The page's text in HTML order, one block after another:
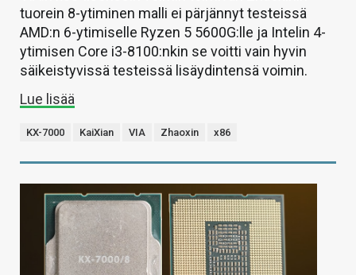
tuorein 8-ytiminen malli ei pärjännyt testeissä
AMD:n 6-ytimiselle Ryzen 5 5600G:lle ja Intelin 4-
ytimisen Core i3-8100:nkin se voitti vain hyvin
säikeistyvissä testeissä lisäydintensä voimin.
Lue lisää
KX-7000 KaiXian VIA Zhaoxin x86